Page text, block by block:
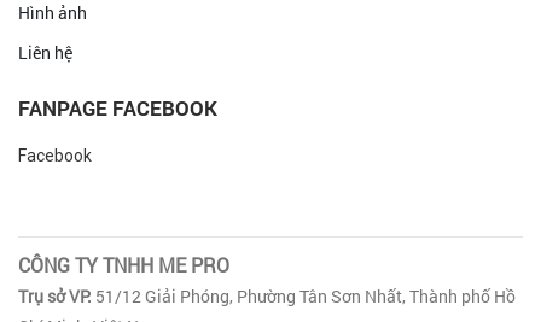
Hình ảnh
Liên hệ
FANPAGE FACEBOOK
Facebook
CÔNG TY TNHH ME PRO
Trụ sở VP: 51/12 Giải Phóng, Phường Tân Sơn Nhất, Thành phố Hồ